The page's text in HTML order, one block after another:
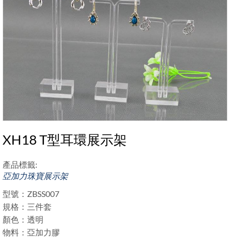
XH18 T型耳環展示架
產品標籤:
亞加力珠寶展示架
型號：ZBSS007
規格：三件套
顏色：透明
物料：亞加力膠